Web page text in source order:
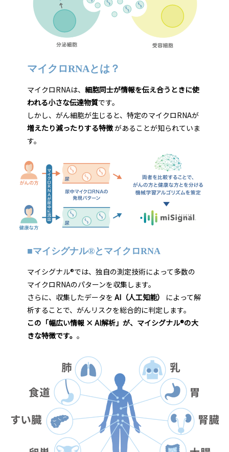
マイクロRNAとは？
マイクロRNAは、 細胞同士が情報を伝え合うときに使
われる小さな伝達物質です。
しかし、がん細胞が生じると、特定のマイクロRNAが
増えたり減ったりする特徴があることが知られていま
す。
■マイシグナル®とマイクロRNA
マイシグナル®では、独自の測定技術によって多数の
マイクロRNAのパターンを収集します。
さらに、収集したデータを AI（人工知能）
によって解
析することで、がんリスクを総合的に判定します。
この「幅広い情報 × AI解析」が、マイシグナル®の大
きな特徴です。 。